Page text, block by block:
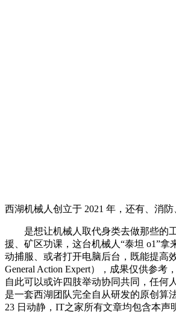
西湖机械人创立于 2021 年，还有、消防
是想让机械人取代身类去做那些的
援、矿区功课，这台机械人“泰坦 o1”拿
动捕服、或者打开电脑后台，既能提高
General Action Expert），成果仅供参考
自此可以或许四肢举动协同共同，任何
是一套西湖团队完全自从研发的原创算
23 日动静，IT之家所有文章均包含本声